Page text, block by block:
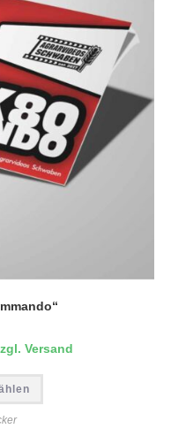
Versand